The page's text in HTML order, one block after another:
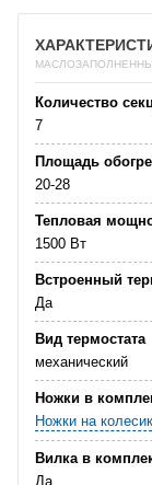
Количество
7
Площадь
20-28
Тепловая
1500 Вт
Встроенный
Да
Вид термостата
механический
Ножки в
Ножки на
Вилка в
Да